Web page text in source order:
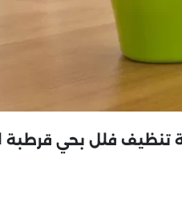
تنظيف فلل بحي قرطبة